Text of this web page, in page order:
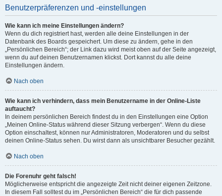
Benutzerpräferenzen und -einstellungen
Wie kann ich meine Einstellungen ändern?
Wenn du dich registriert hast, werden alle deine Einstellungen in der
Datenbank des Boards gespeichert. Um diese zu ändern, gehe in den
„Persönlichen Bereich“; der Link dazu wird meist oben auf der Seite angezeigt,
wenn du auf deinen Benutzernamen klickst. Dort kannst du alle deine
Einstellungen ändern.
Nach oben
Wie kann ich verhindern, dass mein Benutzername in der Online-Liste
auftaucht?
In deinem persönlichen Bereich findest du in den Einstellungen eine Option
„Meinen Online-Status während dieser Sitzung verbergen“. Wenn du diese
Option einschaltest, können nur Administratoren, Moderatoren und du selbst
deinen Online-Status sehen. Du wirst dann als unsichtbarer Besucher gezählt.
Nach oben
Die Forenuhr geht falsch!
Möglicherweise entspricht die angezeigte Zeit nicht deiner eigenen Zeitzone.
In diesem Fall solltest du im „Persönlichen Bereich“ die für dich passende